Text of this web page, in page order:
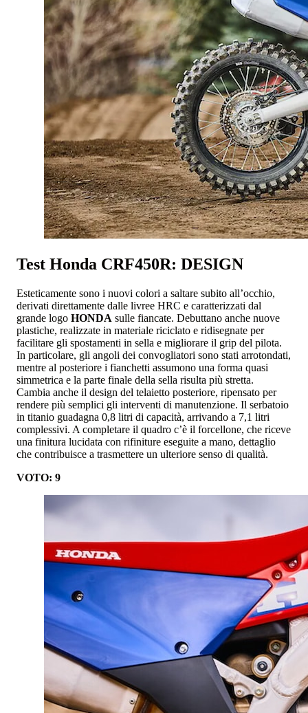
Test Honda CRF450R: DESIGN
Esteticamente sono i nuovi colori a saltare subito all’occhio,
derivati direttamente dalle livree HRC e caratterizzati dal
grande logo HONDA sulle fiancate. Debuttano anche nuove
plastiche, realizzate in materiale riciclato e ridisegnate per
facilitare gli spostamenti in sella e migliorare il grip del pilota.
In particolare, gli angoli dei convogliatori sono stati arrotondati,
mentre al posteriore i fianchetti assumono una forma quasi
simmetrica e la parte finale della sella risulta più stretta.
Cambia anche il design del telaietto posteriore, ripensato per
rendere più semplici gli interventi di manutenzione. Il serbatoio
in titanio guadagna 0,8 litri di capacità, arrivando a 7,1 litri
complessivi. A completare il quadro c’è il forcellone, che riceve
una finitura lucidata con rifiniture eseguite a mano, dettaglio
che contribuisce a trasmettere un ulteriore senso di qualità.
VOTO: 9